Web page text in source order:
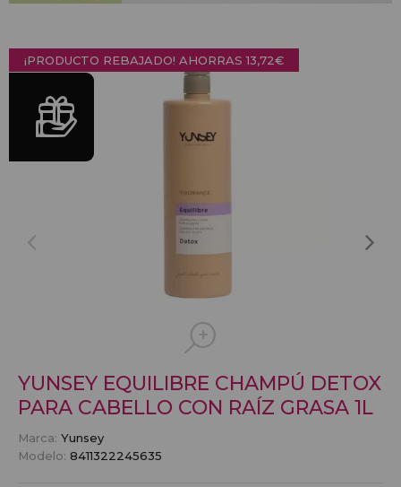
¡PRODUCTO REBAJADO! AHORRAS13,72€
YUNSEY EQUILIBRE CHAMPÚ DETOX
PARA CABELLO CON RAÍZ GRASA 1L
Marca: Yunsey
Modelo: 8411322245635